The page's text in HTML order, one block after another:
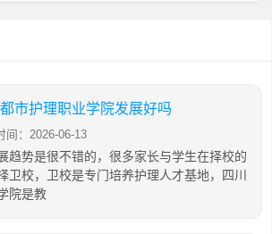
市护理职业学院发展好吗
间：2026-06-13
趋势是很不错的，很多家长与学生在择校的
卫校，卫校是专门培养护理人才基地，四川
院是教